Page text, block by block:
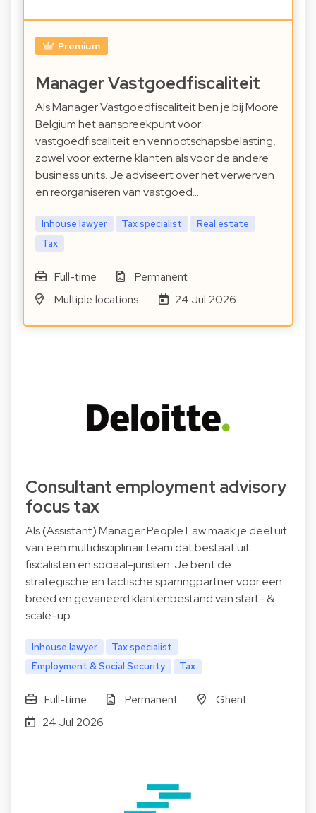
Premium
Manager Vastgoedfiscaliteit
Als Manager Vastgoedfiscaliteit ben je bij Moore
Belgium het aanspreekpunt voor
vastgoedfiscaliteit en vennootschapsbelasting,
zowel voor externe klanten als voor de andere
business units. Je adviseert over het verwerven
en reorganiseren van vastgoed…
Inhouse lawyer Tax specialist
Real estate
Tax
Full-time
Permanent
Multiple locations
24 Jul 2026
Consultant employment advisory
focus tax
Als (Assistant) Manager People Law maak je deel uit
van een multidisciplinair team dat bestaat uit
fiscalisten en sociaal-juristen. Je bent de
strategische en tactische sparringpartner voor een
breed en gevarieerd klantenbestand van start- &
scale-up…
Inhouse lawyer
Tax specialist
Employment & Social Security
Tax
Full-time Permanent
Ghent
24 Jul 2026